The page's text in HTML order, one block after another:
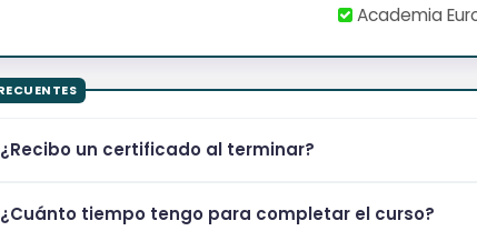
Academia
¿Recibo un certificado al terminar?
¿Cuánto tiempo tengo para completar el curso?